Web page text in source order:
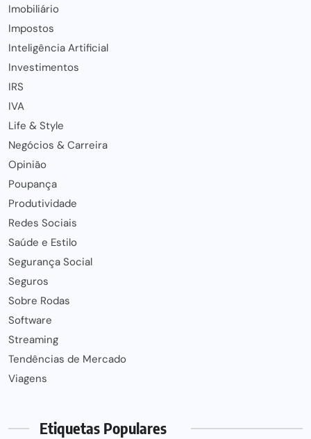
Imobiliário
Impostos
Inteligência Artificial
Investimentos
IRS
IVA
Life & Style
Negócios & Carreira
Opinião
Poupança
Produtividade
Redes Sociais
Saúde e Estilo
Segurança Social
Seguros
Sobre Rodas
Software
Streaming
Tendências de Mercado
Viagens
Etiquetas Populares